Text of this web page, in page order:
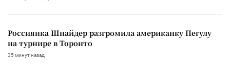
Россиянка Шнайдер разгромила американку Пегулу
на турнире в Торонто
35 минут назад